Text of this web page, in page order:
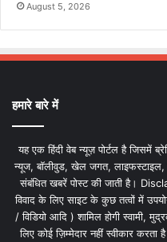
August 5, 2026
हमारे बारे में
यह एक हिंदी वेब न्यूज़ पोर्टल है जिसमें
न्यूज, बॉलीवुड, खेल जगत, लाइफस्टाइल,
संबंधित खबरें पोस्ट की जाती है।
विवाद के लिए साइट के कुछ तत्वों में
/ विडियो आदि ) शामिल होगी स्वामी,
लिए कोई ज़िम्मेदार नहीं स्वीकार करता